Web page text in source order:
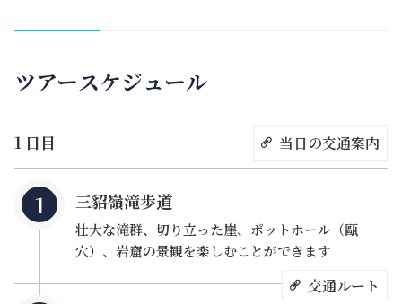
ツアースケジュール
1 日目 当日の交通案内
三貂嶺滝歩道
壮大な滝群、切り立った崖、ポットホール（甌
穴）、岩窟の景観を楽しむことができます
交通ルート